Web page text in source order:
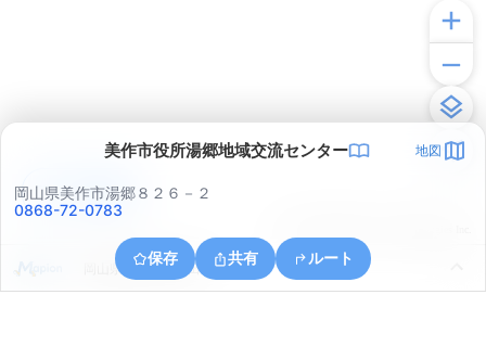
美作市役所湯郷地域交流センター 地図
岡山県美作市湯郷８２６－２
0868-72-0783
保存 共有 ルート
岡山県美作市三倉田
アプリで見る